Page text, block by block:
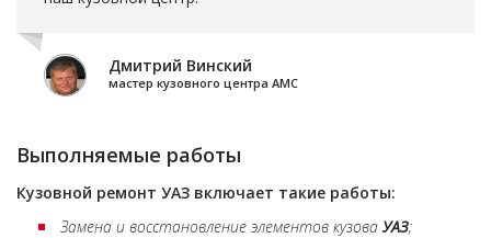
Дмитрий Винский
мастер кузовного центра АМС
Выполняемые работы
Кузовной ремонт УАЗ включает такие работы:
Замена и восстановление элементов кузова УАЗ;